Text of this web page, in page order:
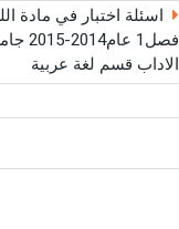
فصل1
الاداب قسم لغة عربية